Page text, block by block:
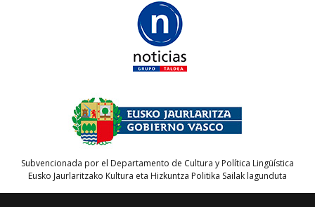
Subvencionada por el Departamento de Cultura y Política Lingüística
Eusko Jaurlaritzako Kultura eta Hizkuntza Politika Sailak lagunduta